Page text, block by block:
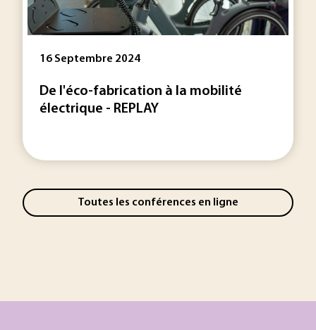
16 Septembre 2024
De l'éco-fabrication à la mobilité
électrique - REPLAY
Toutes les conférences en ligne